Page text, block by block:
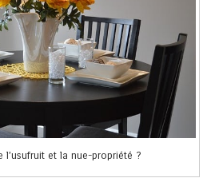
l’usufruit et la nue-propriété ?